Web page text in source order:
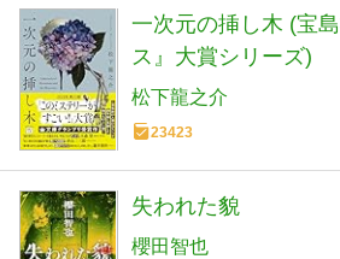
一次元の挿し木 (宝
ス』大賞シリーズ)
松下龍之介
23423
失われた貌
櫻田智也